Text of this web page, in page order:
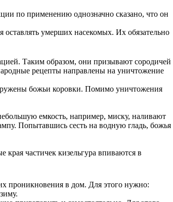
по применению однозначно сказано, что он
умерших насекомых. Их обязательно
Таким образом, они призывают сородичей
рецепты направлены на уничтожение
божьи коровки. Помимо уничтожения
емкость, например, миску, наливают
Попытавшись сесть на водную гладь, божья
края частичек кизельгура впиваются в
проникновения в дом. Для этого нужно: